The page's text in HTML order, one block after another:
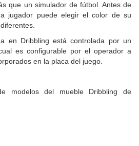
que un simulador de fútbol. Antes de
jugador puede elegir el color de su
en Dribbling está controlada por un
es configurable por el operador a
en la placa del juego.
modelos del mueble Dribbling de